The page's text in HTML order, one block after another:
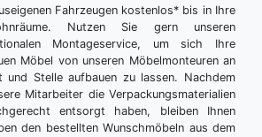
Fahrzeugen kostenlos* bis in Ihre
Nutzen Sie gern unseren
Montageservice, um sich Ihre
Möbel von unseren Möbelmonteuren an
und Stelle aufbauen zu lassen. Nachdem
Mitarbeiter die Verpackungsmaterialien
entsorgt haben, bleiben Ihnen
den bestellten Wunschmöbeln aus dem